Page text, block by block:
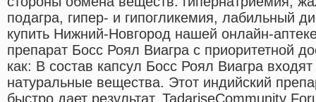
подагра, гипер- и гипогликемия, лабильный
купить Нижний-Новгород нашей онлайн-
препарат Босс Роял Виагра с приоритетной
как: В состав капсул Босс Роял Виагра
натуральные вещества. Этот индийский
быстро дает результат. TadariseCommunity